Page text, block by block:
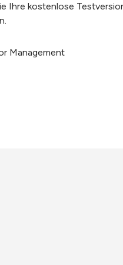
Ihre kostenlose
Management